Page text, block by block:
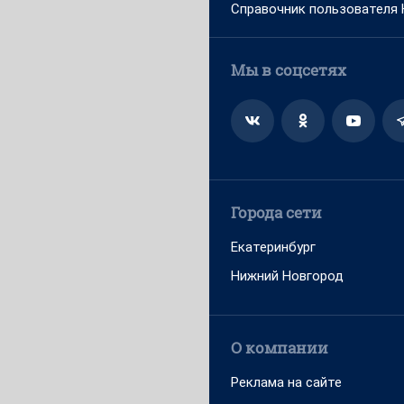
Справочник пользователя
Мы в соцсетях
Города сети
Екатеринбург
Нижний Новгород
О компании
Реклама на сайте